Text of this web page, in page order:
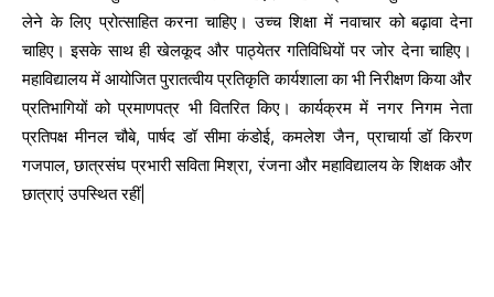
लेने के लिए प्रोत्साहित करना चाहिए। उच्च शिक्षा में नवाचार को बढ़ावा देना
चाहिए। इसके साथ ही खेलकूद और पाठ्येतर गतिविधियों पर जोर देना चाहिए।
महाविद्यालय में आयोजित पुरातत्वीय प्रतिकृति कार्यशाला का भी निरीक्षण किया और
प्रतिभागियों को प्रमाणपत्र भी वितरित किए। कार्यक्रम में नगर निगम नेता
प्रतिपक्ष मीनल चौबे, पार्षद डॉ सीमा कंडोई, कमलेश जैन, प्राचार्या डॉ किरण
गजपाल, छात्रसंघ प्रभारी सविता मिश्रा, रंजना और महाविद्यालय के शिक्षक और
छात्राएं उपस्थित रहीं|